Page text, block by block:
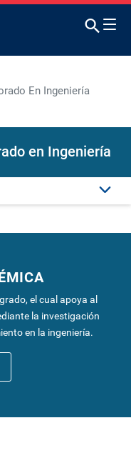
En Ingeniería
en Ingeniería
el cual apoya al
la investigación
en la ingeniería.